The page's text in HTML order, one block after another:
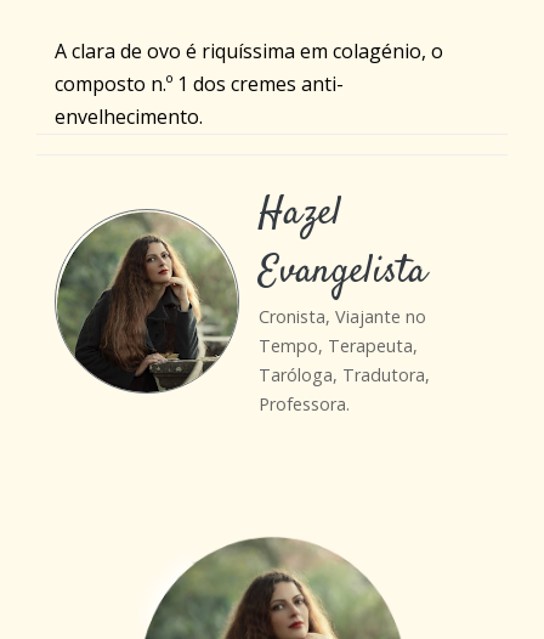
A clara de ovo é riquíssima em colagénio, o
composto n.º 1 dos cremes anti-
envelhecimento.
Hazel
Evangelista
Cronista, Viajante no
Tempo, Terapeuta,
Taróloga, Tradutora,
Professora.